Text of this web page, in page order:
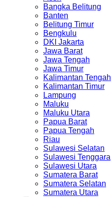
Bangka Belitung
Banten
Belitung Timur
Bengkulu
DKI Jakarta
Jawa Barat
Jawa Tengah
Jawa Timur
Kalimantan Tengah
Kalimantan Timur
Lampung
Maluku
Maluku Utara
Papua Barat
Papua Tengah
Riau
Sulawesi Selatan
Sulawesi Tenggara
Sulawesi Utara
Sumatera Barat
Sumatera Selatan
Sumatera Utara